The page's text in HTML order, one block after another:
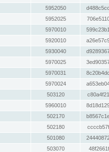
5952050
5952025
5970010
5920010
5930040
5970025
5970031
5970024
503120
5960010
502170
502180
501080
503070